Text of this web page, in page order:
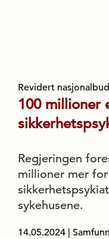
Revidert
100 millioner
Regjeringen
millioner mer
sykehusene.
14.05.2024 Samfunn